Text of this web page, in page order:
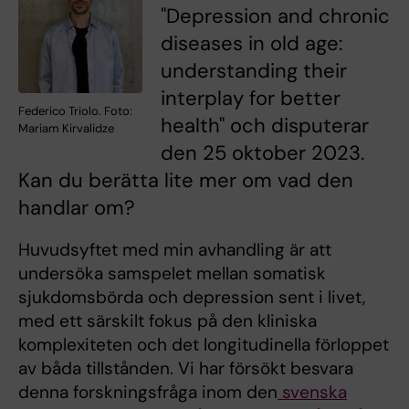
Federico Triolo. Foto:
Mariam Kirvalidze
"Depression and chronic
diseases in old age:
understanding their
interplay for better
health" och disputerar
den 25 oktober 2023.
Kan du berätta lite mer om vad den
handlar om?
Huvudsyftet med min avhandling är att
undersöka samspelet mellan somatisk
sjukdomsbörda och depression sent i livet,
med ett särskilt fokus på den kliniska
komplexiteten och det longitudinella förloppet
av båda tillstånden. Vi har försökt besvara
denna forskningsfråga inom den svenska